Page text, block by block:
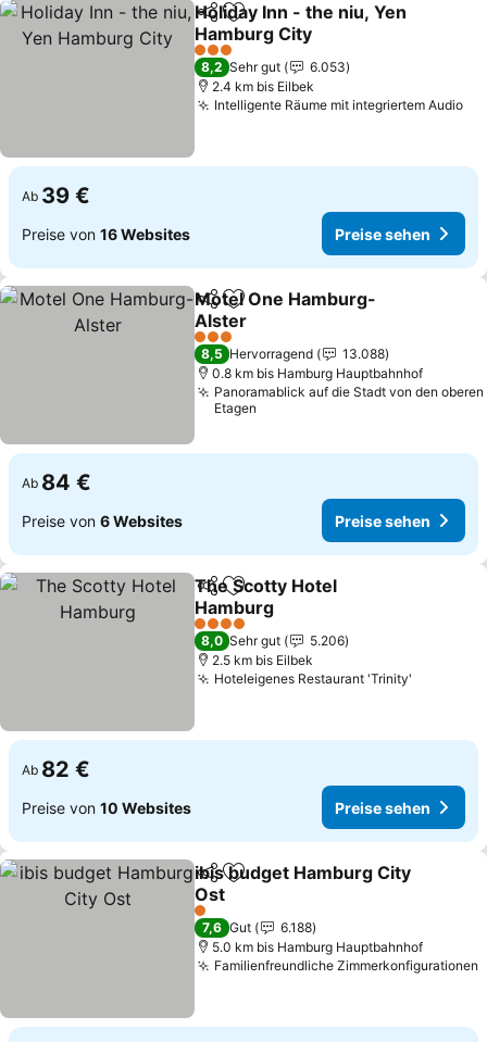
TeilenZu Favoriten hinzufügen
Holiday Inn - the niu, Yen
Hamburg City
3 Sterne
8,2 Sehr gut
6.053
2.4 km bis Eilbek
Intelligente Räume mit integriertem Audio
Ab 39 €
Preise von 16 Websites Preise sehen
TeilenZu Favoriten hinzufügen
Motel One Hamburg-
Alster
3 Sterne
8,5 Hervorragend
13.088
0.8 km bis Hamburg Hauptbahnhof
Panoramablick auf die Stadt von den oberen
Etagen
Ab 84 €
Preise von 6 Websites Preise sehen
TeilenZu Favoriten hinzufügen
The Scotty Hotel
Hamburg
4 Sterne
8,0 Sehr gut
5.206
2.5 km bis Eilbek
Hoteleigenes Restaurant 'Trinity'
Ab 82 €
Preise von 10 Websites Preise sehen
TeilenZu Favoriten hinzufügen
ibis budget Hamburg City
Ost
1 Sterne
7,6 Gut
6.188
5.0 km bis Hamburg Hauptbahnhof
Familienfreundliche Zimmerkonfigurationen